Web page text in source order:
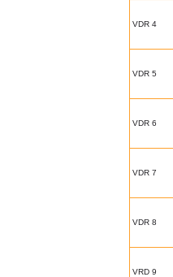
VDR 4
VDR 5
VDR 6
VDR 7
VDR 8
VRD 9